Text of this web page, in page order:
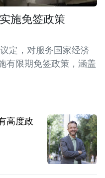
施免签政策
定，对服务国家经济
有限期免签政策，涵盖
高度政